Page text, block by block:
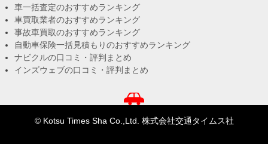
車一括査定のおすすめランキング
車買取業者のおすすめランキング
事故車買取のおすすめランキング
自動車保険一括見積もりのおすすめランキング
ナビクルの口コミ・評判まとめ
インズウェブの口コミ・評判まとめ
© Kotsu Times Sha Co.,Ltd. 株式会社交通タイムス社